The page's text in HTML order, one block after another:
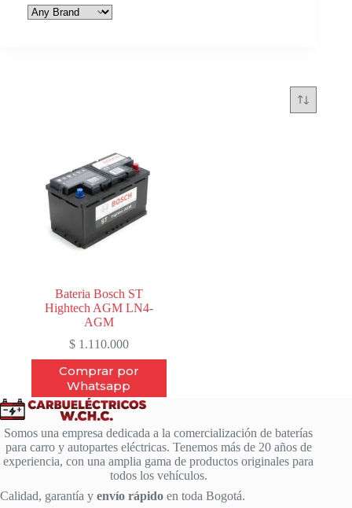
Bateria Bosch ST
Hightech AGM LN4-
AGM
$1.110.000
Comprar por
Whatsapp
Somos una empresa dedicada a la comercialización de baterías
para carro y autopartes eléctricas. Tenemos más de 20 años de
experiencia, con una amplia gama de productos originales para
todos los vehículos.
Calidad, garantía y envío rápido en toda Bogotá.